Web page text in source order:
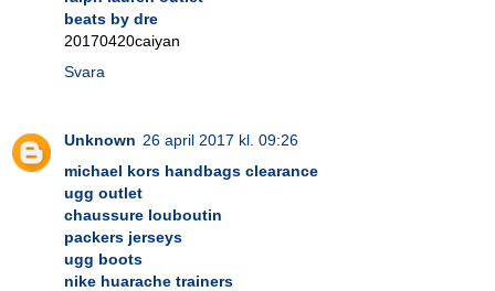
beats by dre
20170420caiyan
Svara
Unknown 26 april 2017 kl. 09:26
michael kors handbags clearance
ugg outlet
chaussure louboutin
packers jerseys
ugg boots
nike huarache trainers